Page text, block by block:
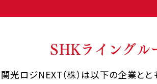
SHKライングル
関光ロジNEXT（株）は以下の企業とと